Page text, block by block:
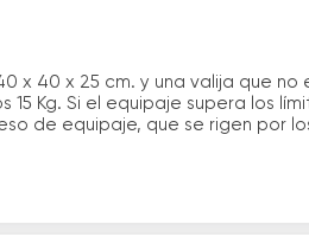
x 40 x 25 cm. y una valija que
Kg. Si el equipaje supera los
de equipaje, que se rigen por